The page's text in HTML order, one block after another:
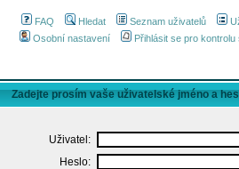
FAQ Hledat Seznam uživatelů
Osobní nastavení
Přihlásit se pro
Zadejte prosím vaše uživatelské jméno a
Uživatel:
Heslo: